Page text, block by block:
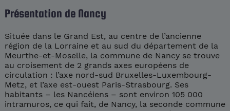
Présentation de Nancy
Située dans le Grand Est, au centre de l’ancienne
région de la Lorraine et au sud du département de la
Meurthe-et-Moselle, la commune de Nancy se trouve
au croisement de 2 grands axes européens de
circulation : l’axe nord-sud Bruxelles-Luxembourg-
Metz, et l’axe est-ouest Paris-Strasbourg. Ses
habitants – les Nancéiens – sont environ 105 000
intramuros, ce qui fait, de Nancy, la seconde commune